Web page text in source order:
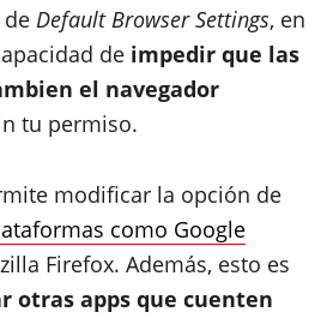
Default Browser Settings, en
de impedir que las
el navegador
tu permiso.
modificar la opción de
como Google
Firefox. Además, esto es
otras apps que cuenten